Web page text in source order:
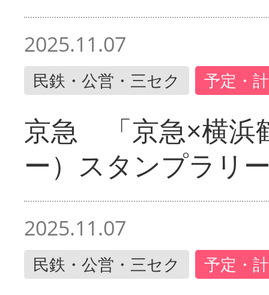
2025.11.07
民鉄・公営・三セク 予定・
京急 「京急×横浜
ー）スタンプラリ
2025.11.07
民鉄・公営・三セク 予定・